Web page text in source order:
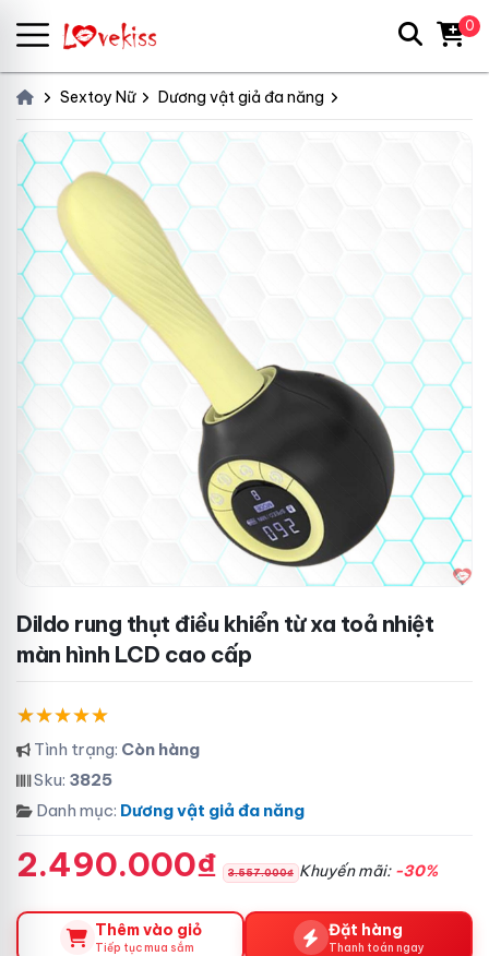
Sextoy Nữ Dương vật giả đa năng
Dildo rung thụt điều khiển từ xa toả nhiệt
màn hình LCD cao cấp
Tình trạng: Còn hàng
Sku: 3825
Danh mục: Dương vật giả đa năng
2.490.000₫ 3.557.000₫ Khuyến mãi: -30%
Thêm vào giỏ
Tiếp tục mua sắm
Đặt hàng
Thanh toán ngay
0